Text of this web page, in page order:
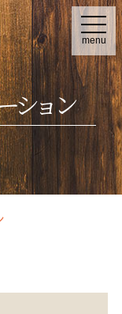
t
o
g
g
l
n
v
i
menu
ション